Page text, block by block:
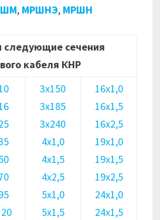
, МРШНЭ, МРШН
следующие сечения
кабеля КНР
3х150
3х185
3х240
4х1,0
4х1,5
4х2,5
5х1,0
5х1,5
16х1,0
16х1,5
16х2,5
19х1,0
19х1,5
19х2,5
24х1,0
24х1,5